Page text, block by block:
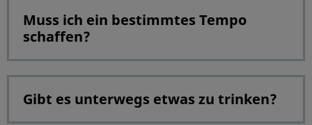
Muss ich ein bestimmtes Tempo
schaffen?
Gibt es unterwegs etwas zu trinken?